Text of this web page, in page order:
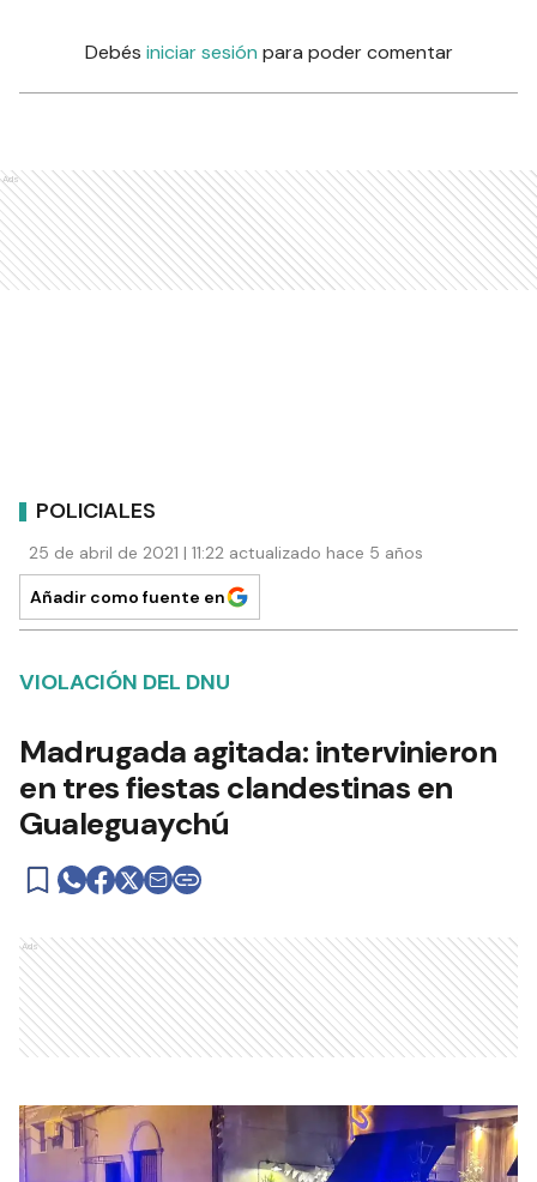
Debés iniciar sesión para poder comentar
Ads
POLICIALES
25 de abril de 2021 | 11:22 actualizado hace 5 años
Añadir como fuente en
VIOLACIÓN DEL DNU
Madrugada agitada: intervinieron
en tres fiestas clandestinas en
Gualeguaychú
Ads